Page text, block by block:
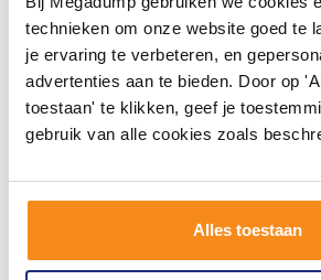
technieken om onze website goed te
je ervaring te verbeteren, en
advertenties aan te bieden. Door op
toestaan' te klikken, geef je
gebruik van alle cookies zoals
Alles toestaan